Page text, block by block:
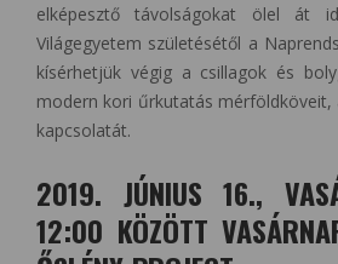
elképesztő távolságokat ölel át
Világegyetem születésétől a
kísérhetjük végig a csillagok és
modern kori űrkutatás mérföldköveit,
kapcsolatát.
2019. JÚNIUS 16.,
12:00 KÖZÖTT